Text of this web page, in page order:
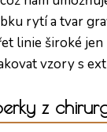
rytí a tvar
linie široké
vzory s
z